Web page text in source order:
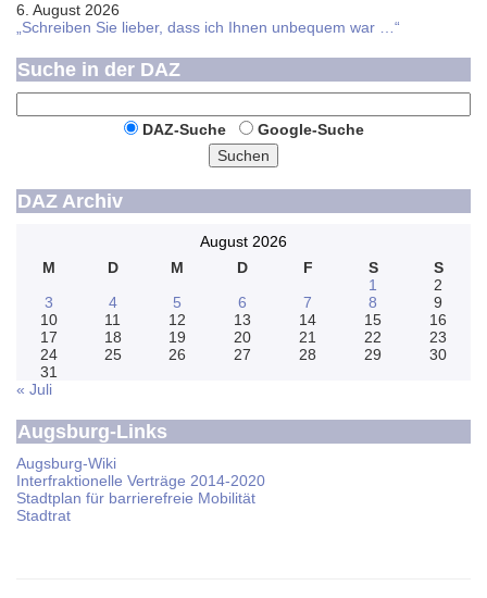
6. August 2026
„Schreiben Sie lieber, dass ich Ihnen unbequem war …“
Suche in der DAZ
DAZ-Suche
Google-Suche
Suchen
DAZ Archiv
August 2026
M
D M D F S
S
1
2
3
4 5 6 7 8
9
10
11 12 13 14 15
16
17
18 19 20 21 22
23
24
25 26 27 28 29
30
31
« Juli
Augsburg-Links
Augsburg-Wiki
Interfraktionelle Verträge 2014-2020
Stadtplan für barrierefreie Mobilität
Stadtrat